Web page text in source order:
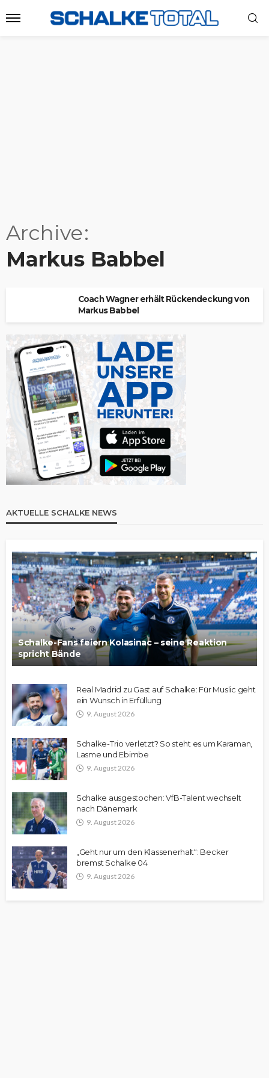
Archive
Markus Babbel
Coach Wagner erhält Rückendeckung von
Markus Babbel
AKTUELLE SCHALKE NEWS
Schalke-Fans feiern Kolasinac – seine Reaktion
spricht Bände
Real Madrid zu Gast auf Schalke: Für Muslic geht
ein Wunsch in Erfüllung
9. August 2026
Schalke-Trio verletzt? So steht es um Karaman,
Lasme und Ebimbe
9. August 2026
Schalke ausgestochen: VfB-Talent wechselt
nach Dänemark
9. August 2026
„Geht nur um den Klassenerhalt“: Becker
bremst Schalke 04
9. August 2026